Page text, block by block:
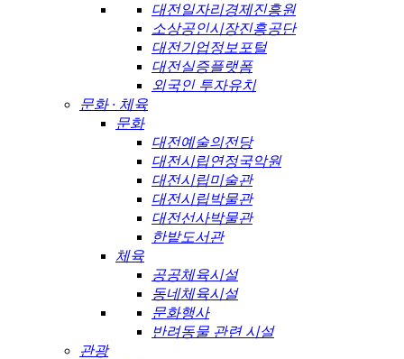
대전일자리경제진흥원
소상공인시장진흥공단
대전기업정보포털
대전실증플랫폼
외국인 투자유치
문화 · 체육
문화
대전예술의전당
대전시립연정국악원
대전시립미술관
대전시립박물관
대전선사박물관
한밭도서관
체육
공공체육시설
동네체육시설
문화행사
반려동물 관련 시설
관광